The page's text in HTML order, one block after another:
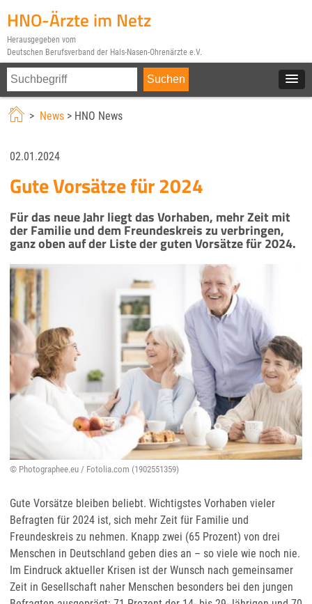
HNO-Ärzte im Netz
Herausgegeben vom
Deutschen Berufsverband der Hals-Nasen-Ohrenärzte e.V.
> News> HNO News
02.01.2024
Gute Vorsätze für 2024
Für das neue Jahr liegt das Vorhaben, mehr Zeit mit
der Familie und dem Freundeskreis zu verbringen,
ganz oben auf der Liste der guten Vorsätze für 2024.
© Photographee.eu / Fotolia.com (1902551359)
Gute Vorsätze bleiben beliebt. Wichtigstes Vorhaben vieler
Befragten für 2024 ist, sich mehr Zeit für Familie und
Freundeskreis zu nehmen. Knapp zwei (65 Prozent) von drei
Menschen in Deutschland geben dies an – so viele wie noch nie.
Im Eindruck aktueller Krisen ist der Wunsch nach gemeinsamer
Zeit in Gesellschaft naher Menschen besonders bei den jungen